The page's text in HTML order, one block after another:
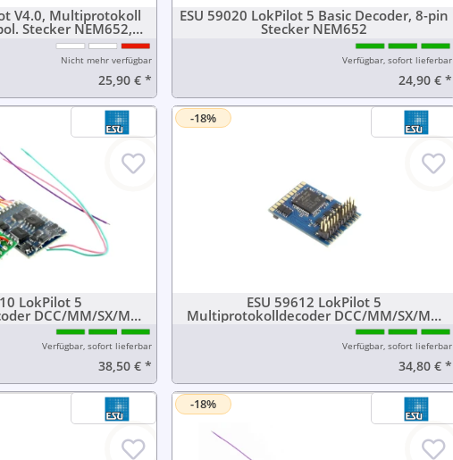
V4.0, Multiprotokoll
Stecker NEM652,
Nicht mehr verfügbar
25,90 €*
ESU 59020 LokPilot 5 Basic Decoder, 8-pin
Stecker NEM652
Verfügbar, sofort lieferbar
24,90 € *
LokPilot 5
DCC/MM/SX/M4,
NEM652
Verfügbar, sofort lieferbar
38,50 €*
-18%
ESU 59612 LokPilot 5
Multiprotokolldecoder DCC/MM/SX/M4,
PluX22 NEM658
Verfügbar, sofort lieferbar
34,80 € *
-18%